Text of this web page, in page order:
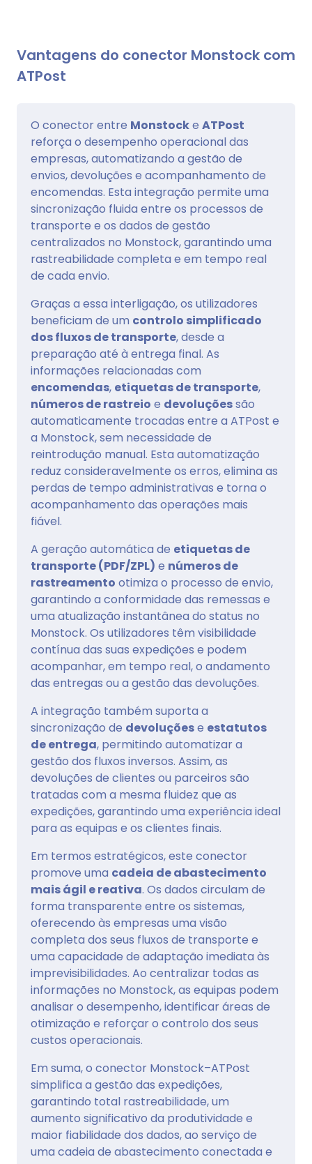
Vantagens do conector Monstock com
ATPost
O conector entre Monstocke ATPost
reforça o desempenho operacional das
empresas, automatizando a gestão de
envios, devoluções e acompanhamento de
encomendas. Esta integração permite uma
sincronização fluida entre os processos de
transporte e os dados de gestão
centralizados no Monstock, garantindo uma
rastreabilidade completa e em tempo real
de cada envio.
Graças a essa interligação, os utilizadores
beneficiam de um controlo simplificado
dos fluxos de transporte, desde a
preparação até à entrega final. As
informações relacionadas com
encomendas, etiquetas de transporte,
números de rastreio e devoluçõessão
automaticamente trocadas entre a ATPost e
a Monstock, sem necessidade de
reintrodução manual. Esta automatização
reduz consideravelmente os erros, elimina as
perdas de tempo administrativas e torna o
acompanhamento das operações mais
fiável.
A geração automática de etiquetas de
transporte (PDF/ZPL) e números de
rastreamento otimiza o processo de envio,
garantindo a conformidade das remessas e
uma atualização instantânea do status no
Monstock. Os utilizadores têm visibilidade
contínua das suas expedições e podem
acompanhar, em tempo real, o andamento
das entregas ou a gestão das devoluções.
A integração também suporta a
sincronização de devoluçõese estatutos
de entrega, permitindo automatizar a
gestão dos fluxos inversos. Assim, as
devoluções de clientes ou parceiros são
tratadas com a mesma fluidez que as
expedições, garantindo uma experiência ideal
para as equipas e os clientes finais.
Em termos estratégicos, este conector
promove uma cadeia de abastecimento
mais ágil e reativa. Os dados circulam de
forma transparente entre os sistemas,
oferecendo às empresas uma visão
completa dos seus fluxos de transporte e
uma capacidade de adaptação imediata às
imprevisibilidades. Ao centralizar todas as
informações no Monstock, as equipas podem
analisar o desempenho, identificar áreas de
otimização e reforçar o controlo dos seus
custos operacionais.
Em suma, o conector Monstock–ATPost
simplifica a gestão das expedições,
garantindo total rastreabilidade, um
aumento significativo da produtividade e
maior fiabilidade dos dados, ao serviço de
uma cadeia de abastecimento conectada e